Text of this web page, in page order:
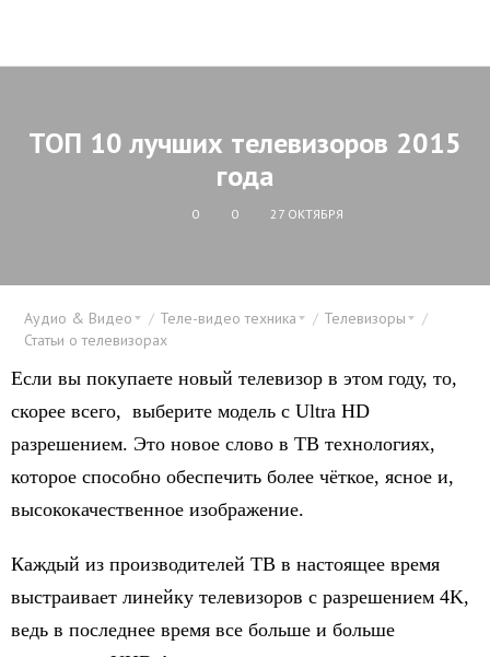
ТОП 10 лучших телевизоров 2015
года
0 0 27 ОКТЯБРЯ
Аудио & Видео Теле-видео техника
Телевизоры
Статьи о телевизорах
Если вы покупаете новый телевизор в этом году, то,
скорее всего, выберите модель с Ultra HD
разрешением. Это новое слово в ТВ технологиях,
которое способно обеспечить более чёткое, ясное и,
высококачественное изображение.
Каждый из производителей ТВ в настоящее время
выстраивает линейку телевизоров с разрешением 4K,
ведь в последнее время все больше и больше